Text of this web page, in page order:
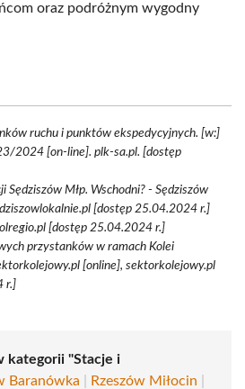
oraz podróżnym wygodny
ruchu i punktów ekspedycyjnych. [w:]
2024 [on-line]. plk-sa.pl. [dostęp
Sędziszów Młp. Wschodni? - Sędziszów
[dostęp 25.04.2024 r.]
[dostęp 25.04.2024 r.]
przystanków w ramach Kolei
[online], sektorkolejowy.pl
r.]
kategorii "Stacje i
Baranówka Rzeszów Miłocin